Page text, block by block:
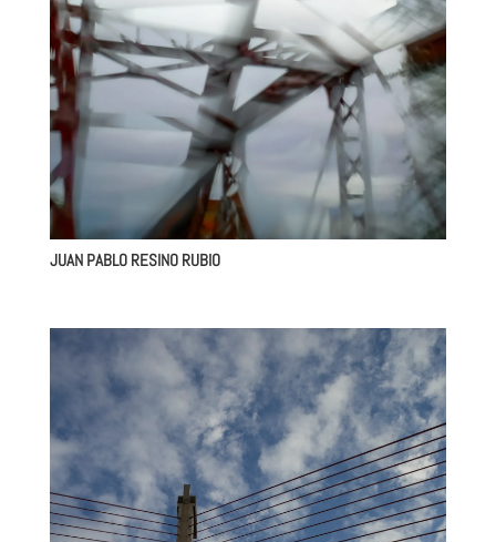
JUAN PABLO RESINO RUBIO